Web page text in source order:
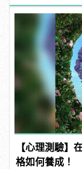
【心理測驗】
格如何養成！